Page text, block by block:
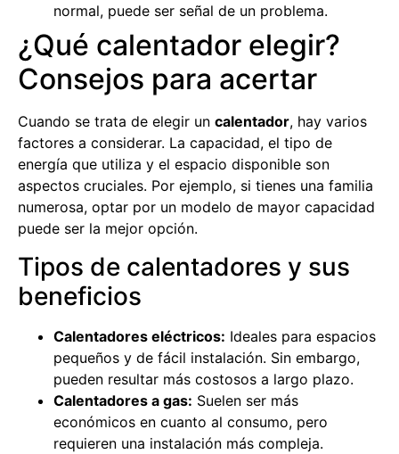
normal, puede ser señal de un problema.
¿Qué calentador elegir?
Consejos para acertar
Cuando se trata de elegir un calentador, hay varios
factores a considerar. La capacidad, el tipo de
energía que utiliza y el espacio disponible son
aspectos cruciales. Por ejemplo, si tienes una familia
numerosa, optar por un modelo de mayor capacidad
puede ser la mejor opción.
Tipos de calentadores y sus
beneficios
Calentadores eléctricos: Ideales para espacios
pequeños y de fácil instalación. Sin embargo,
pueden resultar más costosos a largo plazo.
Calentadores a gas: Suelen ser más
económicos en cuanto al consumo, pero
requieren una instalación más compleja.